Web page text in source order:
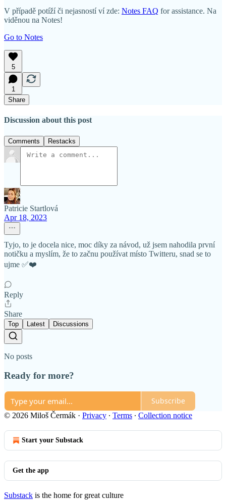
V případě potíží či nejasností ví zde: Notes FAQ for assistance. Na
viděnou na Notes!
Go to Notes
5
1
Share
Discussion about this post
Comments Restacks
Patricie Startlová
Apr 18, 2023
Tyjo, to je docela nice, moc díky za návod, už jsem nahodila první
notičku a myslím, že to začnu používat místo Twitteru, snad se to
ujme ✅❤️
Reply
Share
Top Latest Discussions
No posts
Ready for more?
Subscribe
© 2026 Miloš Čermák · Privacy ∙ Terms ∙ Collection notice
Start your Substack
Get the app
Substack is the home for great culture